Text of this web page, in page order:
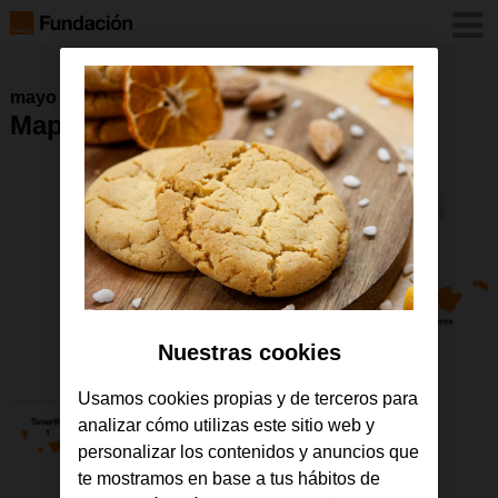
mayo 2026
Mapa GarageLabs a mayo 2026
Nuestras cookies
Usamos cookies propias y de terceros para
analizar cómo utilizas este sitio web y
personalizar los contenidos y anuncios que
te mostramos en base a tus hábitos de